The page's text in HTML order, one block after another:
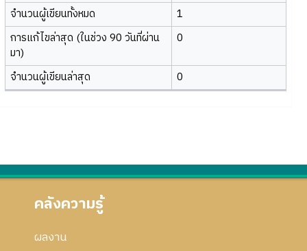
จำนวนผู้เขียนทั้งหมด
1
การแก้ไขล่าสุด (ในช่วง 90 วันที่ผ่าน
มา)
0
จำนวนผู้เขียนล่าสุด 0
คลังความรู้
ผลงาน